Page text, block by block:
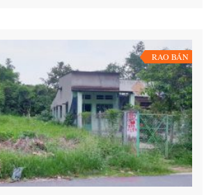
RAO BÁN